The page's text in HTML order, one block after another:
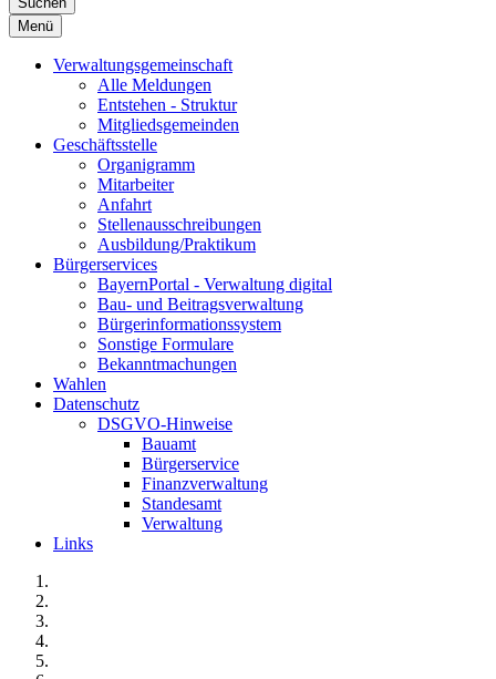
Menü
Verwaltungsgemeinschaft
Alle Meldungen
Entstehen - Struktur
Mitgliedsgemeinden
Geschäftsstelle
Organigramm
Mitarbeiter
Anfahrt
Stellenausschreibungen
Ausbildung/Praktikum
Bürgerservices
BayernPortal - Verwaltung digital
Bau- und Beitragsverwaltung
Bürgerinformationssystem
Sonstige Formulare
Bekanntmachungen
Wahlen
Datenschutz
DSGVO-Hinweise
Bauamt
Bürgerservice
Finanzverwaltung
Standesamt
Verwaltung
Links